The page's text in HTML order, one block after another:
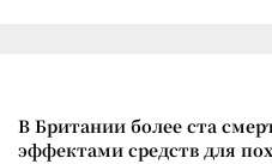
В Британии более ста
эффектами средств для